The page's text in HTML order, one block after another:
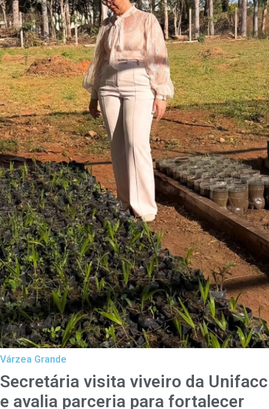
Várzea Grande
Secretária visita viveiro da Unifacc
e avalia parceria para fortalecer